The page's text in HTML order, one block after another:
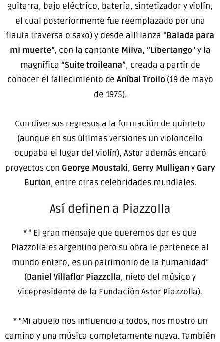
guitarra, bajo eléctrico, batería, sintetizador y violín,
el cual posteriormente fue reemplazado por una
flauta traversa o saxo) y desde allí lanza “Balada para
mi muerte”, con la cantante Milva, “Libertango” y la
magnífica “Suite troileana”, creada a partir de
conocer el fallecimiento de Aníbal Troilo (19 de mayo
de 1975).
Con diversos regresos a la formación de quinteto
(aunque en sus últimas versiones un violoncello
ocupaba el lugar del violín), Astor además encaró
proyectos con George Moustaki, Gerry Mulligany Gary
Burton, entre otras celebridades mundiales.
Así definen a Piazzolla
* “ El gran mensaje que queremos dar es que
Piazzolla es argentino pero su obra le pertenece al
mundo entero, es un patrimonio de la humanidad”
(Daniel Villaflor Piazzolla, nieto del músico y
vicepresidente de la Fundación Astor Piazzolla).
*“Mi abuelo nos influenció a todos, nos mostró un
camino y una música completamente nueva. También